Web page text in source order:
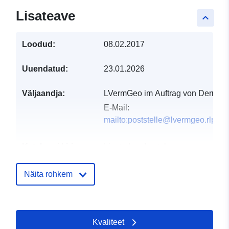
keyboard_arrow_up
Lisateave
Loodud: 08.02.2017
Uuendatud: 23.01.2026
Väljaandja:
LVermGeo im Auftrag von Dernau
E-Mail:
mailto:poststelle@lvermgeo.rlp.de
Geograafiline
Koordinaadid: [ [ 7.04999,
50.5332 ], [ 7.05153,
Näita rohkem
Kvaliteet